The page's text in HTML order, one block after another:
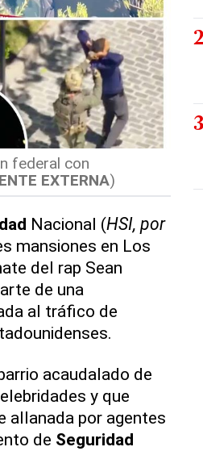
federal con
EXTERNA)
Nacional (HSI, por
mansiones en Los
del rap Sean
de una
al tráfico de
acaudalado de
y que
allanada por agentes
de Seguridad